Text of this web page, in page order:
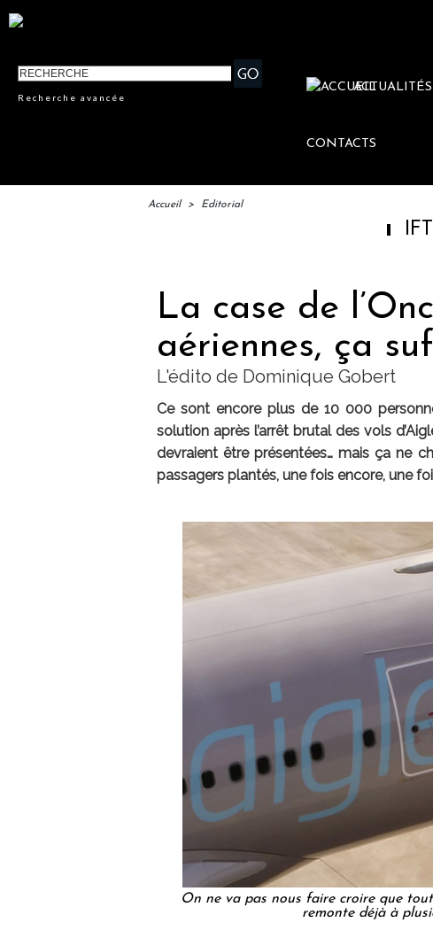
Recherche avancée
ACTUALITÉS
CONTACTS
Accueil > Editorial
IFTM :
La case de
aériennes, ça
L'édito de Dominique Gobert
Ce sont encore plus de 10 000
solution après l’arrêt brutal des vols
devraient être présentées… mais ça ne
passagers plantés, une fois encore, une
On ne va pas nous faire croire que
remonte déjà à